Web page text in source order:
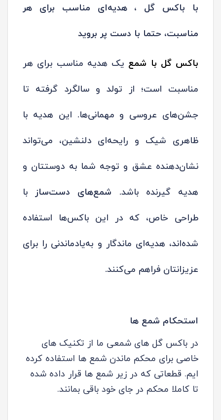
با باکس گل ، هدیه‌ای مناسب برای هر
مناسبت، حتما با دست پر بروید
باکس گل با شمع یک هدیه مناسب برای هر
مناسبت است؛ از تولد و سالگرد گرفته تا
جشن‌های عروسی و مهمانی‌ها. این هدیه با
ظاهری شیک و رایحه‌ای دلنشین، می‌تواند
نشان‌دهنده عشق و توجه شما به دوستتان و
هدیه گیرنده باشد. شمع‌های دست‌ساز با
طراحی خاص، که در این باکس‌ها استفاده
شده‌اند، هدیه‌ای ماندگار و به‌یادماندنی را برای
عزیزانتان فراهم می‌کنند.
استحکام شمع ها
در باکس گل های شمعی ما از تکنیک های
خاصی برای محکم ماندن شمع ها استفاده کرده
ایم. قطعاتی که در زیر شمع ها قرار داده شده
تا کاملا محکم در جای خود باقی بمانند.